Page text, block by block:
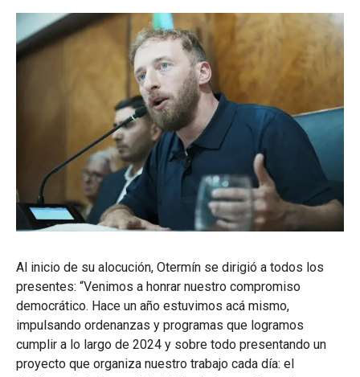
Al inicio de su alocución, Otermín se dirigió a todos los
presentes: “Venimos a honrar nuestro compromiso
democrático. Hace un año estuvimos acá mismo,
impulsando ordenanzas y programas que logramos
cumplir a lo largo de 2024 y sobre todo presentando un
proyecto que organiza nuestro trabajo cada día: el